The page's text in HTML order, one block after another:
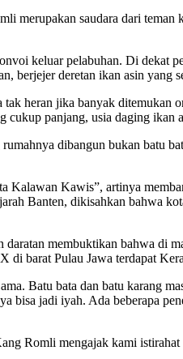
merupakan saudara dari
keluar pelabuhan. Di dekat
berjejer deretan ikan asin yang
heran jika banyak
cukup panjang, usia daging ikan
dibangun bukan batu
Kawis”, artinya
Banten, dikisahkan bahwa
membuktikan bahwa di
barat Pulau Jawa terdapat
Batu bata dan batu karang
bisa jadi iyah. Ada beberapa
Romli mengajak kami